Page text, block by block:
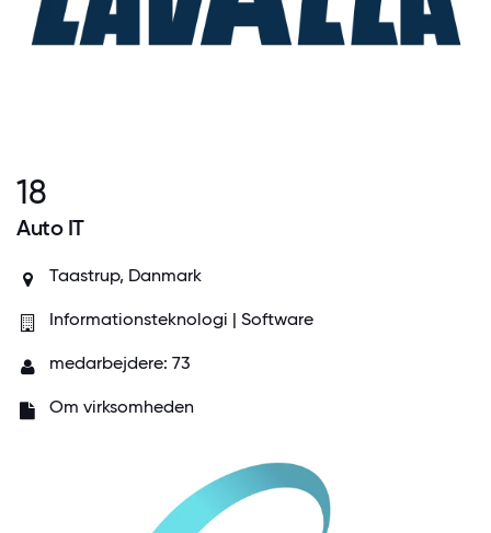
18
Auto IT
Taastrup, Danmark
Informationsteknologi | Software
medarbejdere: 73
Om virksomheden